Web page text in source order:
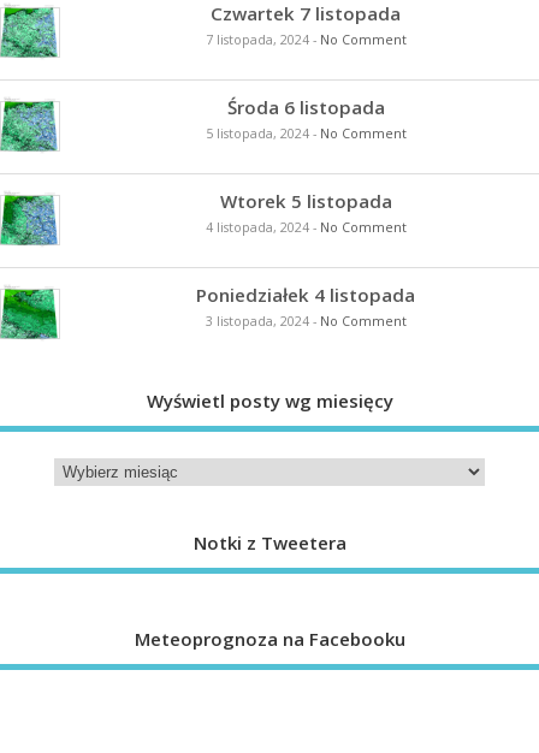
Czwartek 7 listopada
7 listopada, 2024- No Comment
Środa 6 listopada
5 listopada, 2024- No Comment
Wtorek 5 listopada
4 listopada, 2024- No Comment
Poniedziałek 4 listopada
3 listopada, 2024- No Comment
Wyświetl posty wg miesięcy
Notki z Tweetera
Meteoprognoza na Facebooku